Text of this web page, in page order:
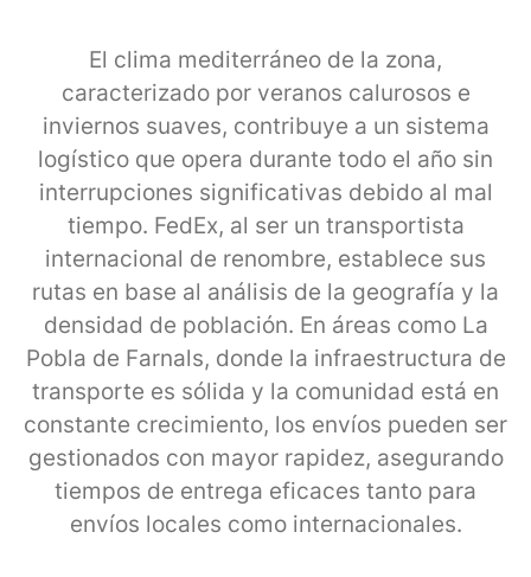
El clima mediterráneo de la zona,
caracterizado por veranos calurosos e
inviernos suaves, contribuye a un sistema
logístico que opera durante todo el año sin
interrupciones significativas debido al mal
tiempo. FedEx, al ser un transportista
internacional de renombre, establece sus
rutas en base al análisis de la geografía y la
densidad de población. En áreas como La
Pobla de Farnals, donde la infraestructura de
transporte es sólida y la comunidad está en
constante crecimiento, los envíos pueden ser
gestionados con mayor rapidez, asegurando
tiempos de entrega eficaces tanto para
envíos locales como internacionales.